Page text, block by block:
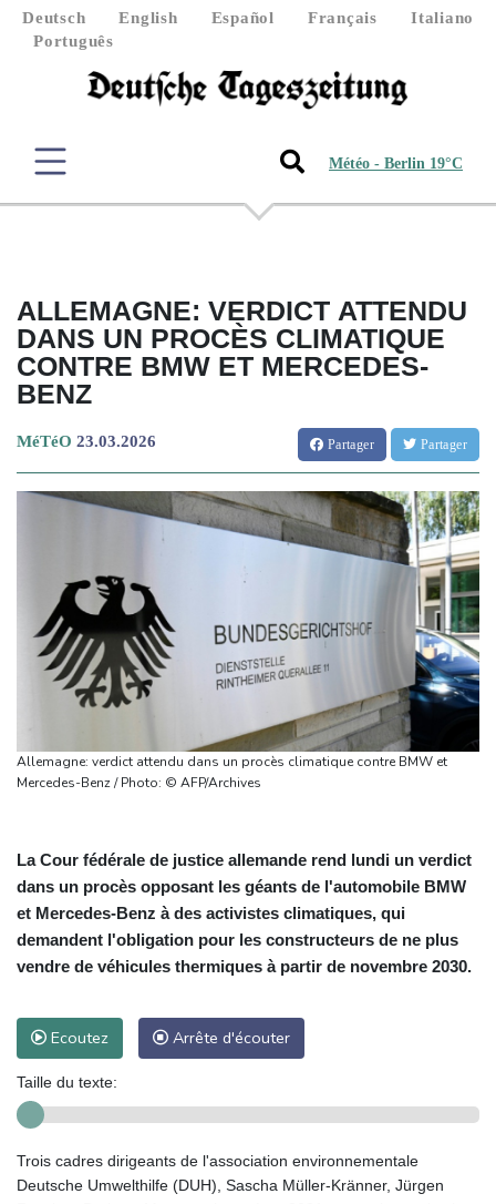
Deutsch English Español Français
Italiano
Português
Météo - Berlin 19°C
ALLEMAGNE: VERDICT ATTENDU
DANS UN PROCÈS CLIMATIQUE
CONTRE BMW ET MERCEDES-
BENZ
MéTéO 23.03.2026 Partager Partager
Allemagne: verdict attendu dans un procès climatique contre BMW et
Mercedes-Benz / Photo: © AFP/Archives
La Cour fédérale de justice allemande rend lundi un verdict
dans un procès opposant les géants de l'automobile BMW
et Mercedes-Benz à des activistes climatiques, qui
demandent l'obligation pour les constructeurs de ne plus
vendre de véhicules thermiques à partir de novembre 2030.
Ecoutez Arrête d'écouter
Taille du texte:
Trois cadres dirigeants de l'association environnementale
Deutsche Umwelthilfe (DUH), Sascha Müller-Kränner, Jürgen